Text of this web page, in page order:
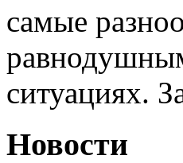
самые
ситуациях.
Новости